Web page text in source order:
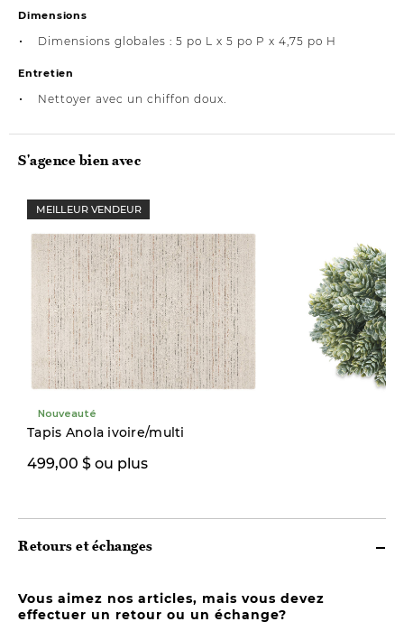
Dimensions
Dimensions globales : 5 po L x 5 po P x 4,75 po H
Entretien
Nettoyer avec un chiffon doux.
S'agence bien avec
MEILLEUR VENDEUR
Nouveauté
Tapis Anola ivoire/multi
499,00 $ ou plus
Retours et échanges
Vous aimez nos articles, mais vous devez
effectuer un retour ou un échange?